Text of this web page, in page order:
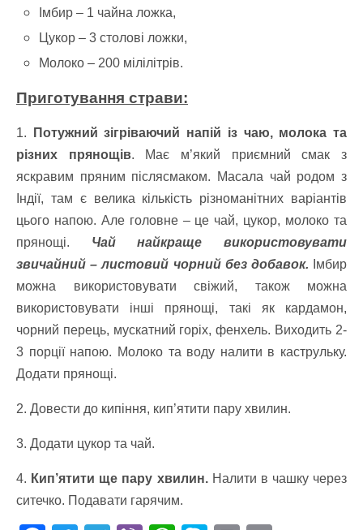
Імбир – 1 чайна ложка,
Цукор – 3 столові ложки,
Молоко – 200 мілілітрів.
Приготування страви:
1. Потужний зігріваючий напій із чаю, молока та
різних прянощів. Має м’який приємний смак з
яскравим пряним післясмаком. Масала чай родом з
Індії, там є велика кількість різноманітних варіантів
цього напою. Але головне – це чай, цукор, молоко та
прянощі. Чай найкраще використовувати
звичайний – листовий чорний без добавок. Імбир
можна використовувати свіжий, також можна
використовувати інші прянощі, такі як кардамон,
чорний перець, мускатний горіх, фенхель. Виходить 2-
3 порції напою. Молоко та воду налити в каструльку.
Додати прянощі.
2. Довести до кипіння, кип’ятити пару хвилин.
3. Додати цукор та чай.
4. Кип’ятити ще пару хвилин.Налити в чашку через
ситечко. Подавати гарячим.